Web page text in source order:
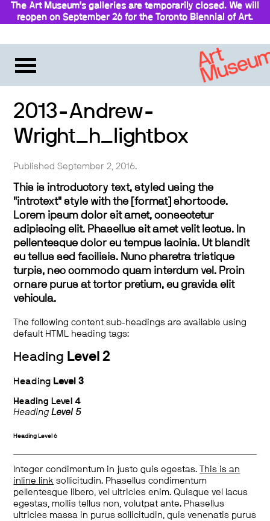
The Art Museum’s galleries are temporarily closed. We will
reopen on September 26 for the Toronto Biennial of Art.
2013-Andrew-
Wright_h_lightbox
Published September 2, 2016.
This is introductory text, styled using the
"introtext" style with the [format] shortcode.
Lorem ipsum dolor sit amet, consectetur
adipiscing elit. Phasellus sit amet velit lectus. In
pellentesque dolor eu tempus lacinia. Ut blandit
eu tellus sed facilisis. Nunc pharetra tristique
turpis, nec commodo quam interdum vel. Proin
ornare purus at tortor pretium, eu gravida elit
vehicula.
The following content sub-headings are available using
default HTML heading tags:
Heading Level 2
Heading Level 3
Heading Level 4
HeadingLevel 5
Heading Level 6
Integer condimentum in justo quis egestas.
This is an
inline link sollicitudin. Phasellus condimentum
pellentesque libero, vel ultricies enim. Quisque vel lacus
egestas, mollis tellus non, volutpat ante. Phasellus
ultricies massa in purus sollicitudin, quis venenatis purus